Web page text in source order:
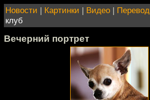
Новости | Картинки | Видео |
клуб
Вечерний портрет